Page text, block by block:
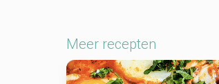
Meer recepten